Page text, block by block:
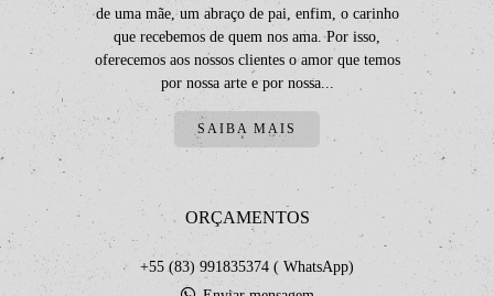
de uma mãe, um abraço de pai, enfim, o carinho
que recebemos de quem nos ama. Por isso,
oferecemos aos nossos clientes o amor que temos
por nossa arte e por nossa...
SAIBA MAIS
ORÇAMENTOS
+55 (83) 991835374 ( WhatsApp)